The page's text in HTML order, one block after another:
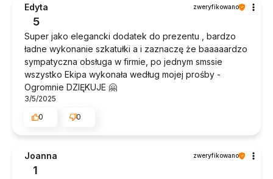
Edyta zweryfikowano
5
Super jako elegancki dodatek do prezentu , bardzo
ładne wykonanie szkatułki a i zaznaczę że baaaaardzo
sympatyczna obsługa w firmie, po jednym smssie
wszystko Ekipa wykonała według mojej prośby -
Ogromnie DZIĘKUJE 🤗
3/5/2025
0
0
Joanna zweryfikowano
1